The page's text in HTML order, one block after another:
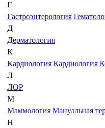
Г
Гастроэнтерология
Д
Дерматология
К
Кардиология Кардиология
Л
ЛОР
М
Маммология Мануальная
Н